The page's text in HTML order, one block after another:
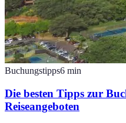
Buchungstipps6 min
Die besten Tipps zur
Reiseangeboten